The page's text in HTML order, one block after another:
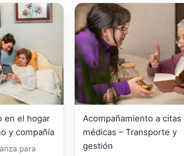
en el hogar
y compañía
para
Acompañamiento a citas
médicas – Transporte y
gestión